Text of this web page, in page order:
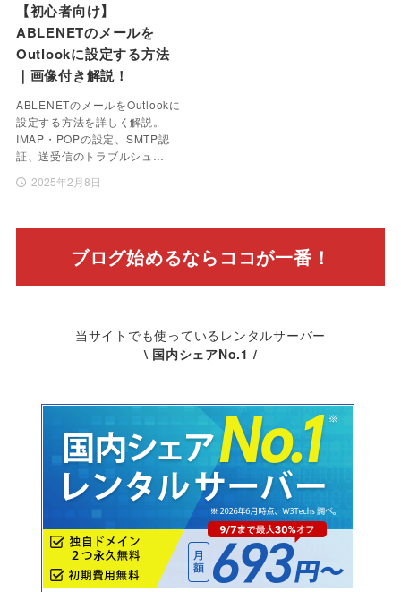
【初心者向け】
ABLENETのメールを
Outlookに設定する方法
｜画像付き解説！
ABLENETのメールをOutlookに
設定する方法を詳しく解説。
IMAP・POPの設定、SMTP認
証、送受信のトラブルシュ…
2025年2月8日
ブログ始めるならココが一番！
当サイトでも使っているレンタルサーバー
\ 国内シェアNo.1 /